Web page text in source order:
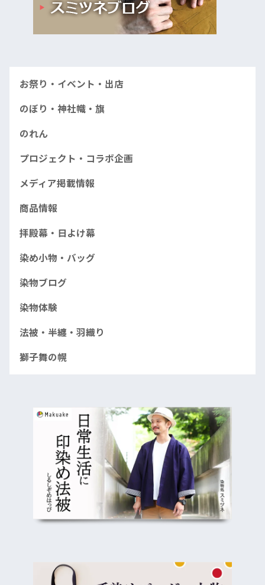
お祭り・イベント・出店
のぼり・神社幟・旗
のれん
プロジェクト・コラボ企画
メディア掲載情報
商品情報
拝殿幕・日よけ幕
染め小物・バッグ
染物ブログ
染物体験
法被・半纏・羽織り
獅子舞の幌